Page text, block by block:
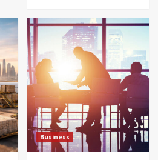
Business